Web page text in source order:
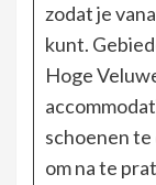
zodat je
kunt.
Hoge
schoenen
om na te